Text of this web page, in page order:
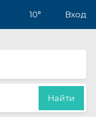
10° Вход
Найти